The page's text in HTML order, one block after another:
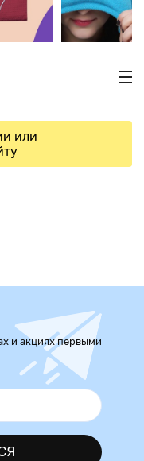
или
и акциях первыми